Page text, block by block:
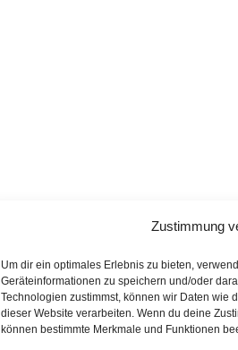
Zustimmung
Um dir ein optimales Erlebnis zu bieten,
Geräteinformationen zu speichern und/oder
Technologien zustimmst, können wir Daten wie
dieser Website verarbeiten. Wenn du deine
können bestimmte Merkmale und Funktionen